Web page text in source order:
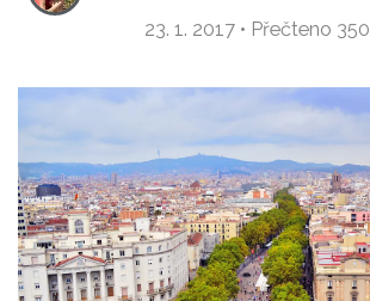
23. 1. 2017 • Přečteno